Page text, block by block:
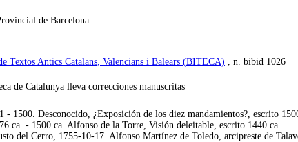
de Barcelona
Textos Antics Catalans, Valencians i Balears (BITECA) , n. bibid 1026
de Catalunya lleva correcciones manuscritas
- 1500. Desconocido, ¿Exposición de los diez mandamientos?, escrito
ca. - 1500 ca. Alfonso de la Torre, Visión deleitable, escrito 1440 ca.
del Cerro, 1755-10-17. Alfonso Martínez de Toledo, arcipreste de